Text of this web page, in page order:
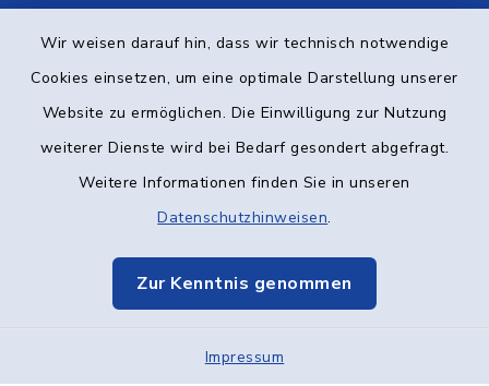
Wir weisen darauf hin, dass wir technisch notwendige
Cookies einsetzen, um eine optimale Darstellung unserer
Website zu ermöglichen. Die Einwilligung zur Nutzung
weiterer Dienste wird bei Bedarf gesondert abgefragt.
Weitere Informationen finden Sie in unseren
Datenschutzhinweisen.
Zur Kenntnis genommen
Impressum
Kontakt
Datenschutz
Impressum
Elektronische Kommunikation
Sitemap
Cookie-Einstellungen